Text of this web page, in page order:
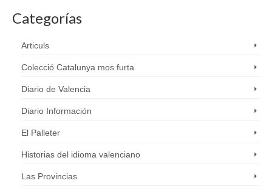
Categorías
Articuls
Colecció Catalunya mos furta
Diario de Valencia
Diario Información
El Palleter
Historias del idioma valenciano
Las Provincias